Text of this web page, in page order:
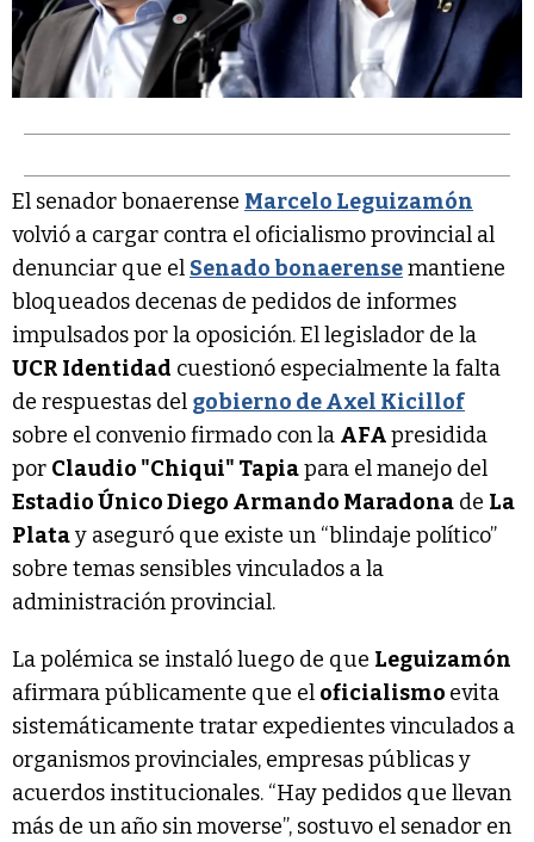
El senador bonaerense Marcelo Leguizamón
volvió a cargar contra el oficialismo provincial al
denunciar que el Senado bonaerensemantiene
bloqueados decenas de pedidos de informes
impulsados por la oposición. El legislador de la
UCR Identidad cuestionó especialmente la falta
de respuestas del gobierno de Axel Kicillof
sobre el convenio firmado con la AFApresidida
por Claudio "Chiqui" Tapiapara el manejo del
Estadio Único Diego Armando Maradona de La
Platay aseguró que existe un “blindaje político”
sobre temas sensibles vinculados a la
administración provincial.
La polémica se instaló luego de que Leguizamón
afirmara públicamente que el oficialismo evita
sistemáticamente tratar expedientes vinculados a
organismos provinciales, empresas públicas y
acuerdos institucionales. “Hay pedidos que llevan
más de un año sin moverse”, sostuvo el senador en